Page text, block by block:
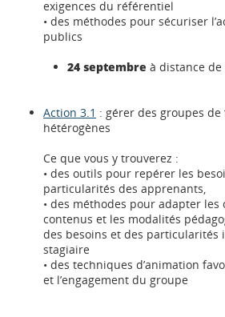
exigences du référentiel
• des méthodes pour sécuriser
publics
24 septembre à distance de
Action 3.1 : gérer des groupes
hétérogènes
Ce que vous y trouverez :
• des outils pour repérer les
particularités des apprenants,
• des méthodes pour adapter les
contenus et les modalités
des besoins et des particularités
stagiaire
• des techniques d’animation
et l’engagement du groupe